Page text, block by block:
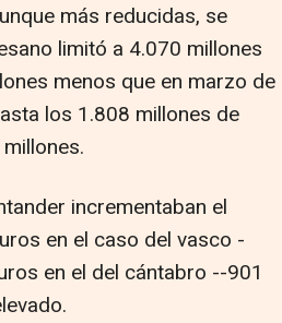
más reducidas, se
limitó a 4.070 millones
menos que en marzo de
los 1.808 millones de
incrementaban el
en el caso del vasco -
en el del cántabro --901